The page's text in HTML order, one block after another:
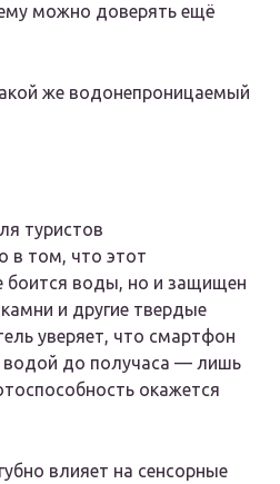
можно доверять ещё
же водонепроницаемый
туристов
в том, что этот
боится воды, но и защищен
и другие твердые
уверяет, что смартфон
водой до получаса — лишь
окажется
влияет на сенсорные